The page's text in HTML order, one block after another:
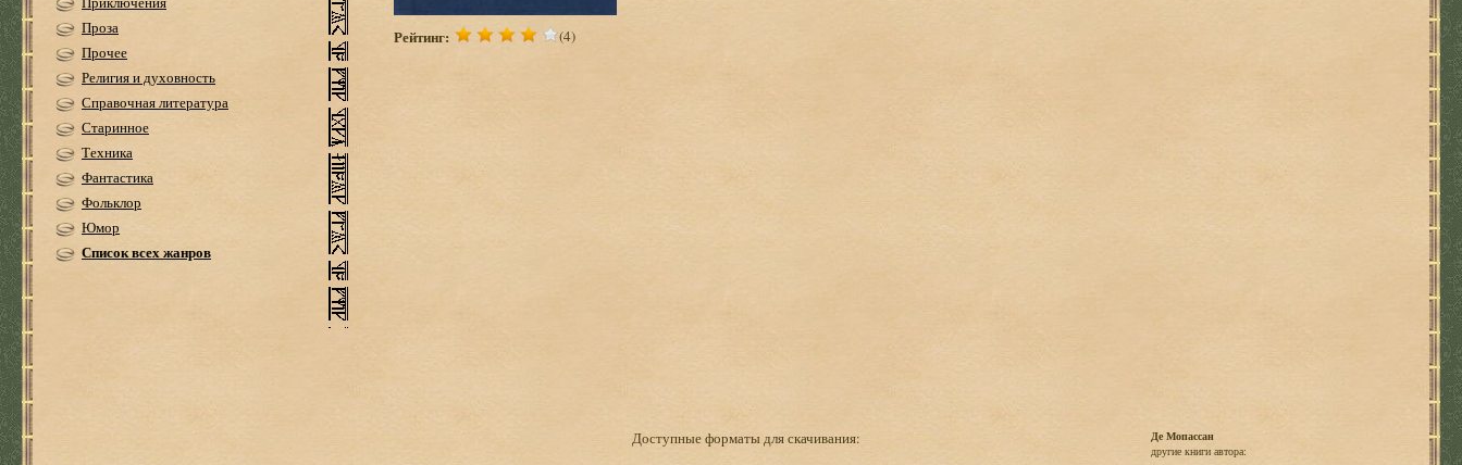
Проза
Прочее
Религия и духовность
Справочная литература
Старинное
Техника
Фантастика
Фольклор
Юмор
Список всех жанров
Рейтинг: (4)
Доступные форматы для скачивания:
Де Мопассан
другие книги автора: